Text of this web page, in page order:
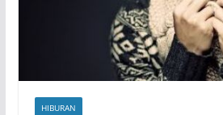
HIBURAN